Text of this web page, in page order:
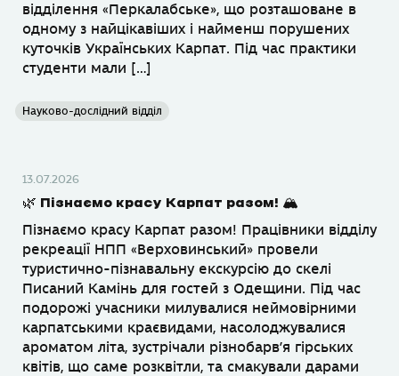
відділення «Перкалабське», що розташоване в
одному з найцікавіших і найменш порушених
куточків Українських Карпат. Під час практики
студенти мали […]
Науково-дослідний відділ
13.07.2026
🌿 Пізнаємо красу Карпат разом! 🏔
Пізнаємо красу Карпат разом! Працівники відділу
рекреації НПП «Верховинський» провели
туристично-пізнавальну екскурсію до скелі
Писаний Камінь для гостей з Одещини. Під час
подорожі учасники милувалися неймовірними
карпатськими краєвидами, насолоджувалися
ароматом літа, зустрічали різнобарв’я гірських
квітів, що саме розквітли, та смакували дарами